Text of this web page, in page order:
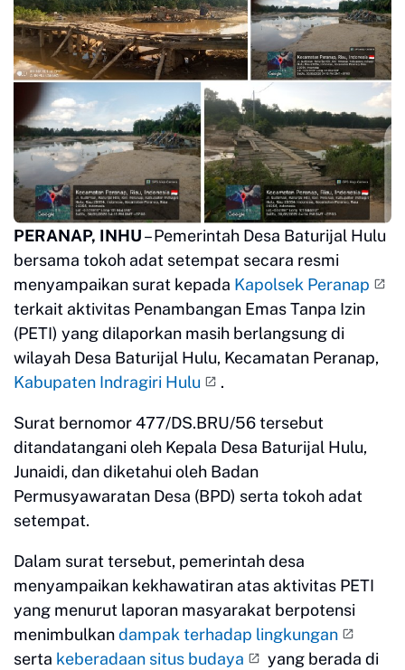
PERANAP, INHU– Pemerintah Desa Baturijal Hulu
bersama tokoh adat setempat secara resmi
menyampaikan surat kepada Kapolsek Peranap
terkait aktivitas Penambangan Emas Tanpa Izin
(PETI) yang dilaporkan masih berlangsung di
wilayah Desa Baturijal Hulu, Kecamatan Peranap,
Kabupaten Indragiri Hulu
.
Surat bernomor 477/DS.BRU/56 tersebut
ditandatangani oleh Kepala Desa Baturijal Hulu,
Junaidi, dan diketahui oleh Badan
Permusyawaratan Desa (BPD) serta tokoh adat
setempat.
Dalam surat tersebut, pemerintah desa
menyampaikan kekhawatiran atas aktivitas PETI
yang menurut laporan masyarakat berpotensi
menimbulkandampak terhadap lingkungan
serta keberadaan situs budaya
yang berada di